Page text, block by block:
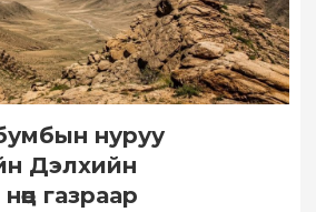
нуруу
Дэлхийн
газраар